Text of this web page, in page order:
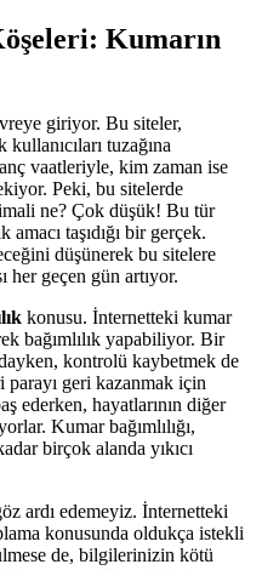
Kumarın
giriyor. Bu siteler,
tuzağına
vaatleriyle, kim zaman ise
Peki, bu sitelerde
ne? Çok düşük! Bu tür
amacı taşıdığı bir gerçek.
düşünerek bu sitelere
her geçen gün artıyor.
konusu. İnternetteki kumar
bağımlılık yapabiliyor. Bir
kontrolü kaybetmek de
geri kazanmak için
ederken, hayatlarının diğer
Kumar bağımlılığı,
birçok alanda yıkıcı
ardı edemeyiz. İnternetteki
konusunda oldukça istekli
de, bilgilerinizin kötü